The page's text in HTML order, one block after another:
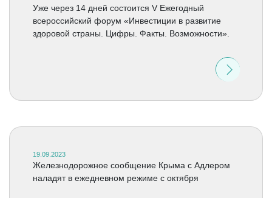
Уже через 14 дней состоится V Ежегодный
всероссийский форум «Инвестиции в развитие
здоровой страны. Цифры. Факты. Возможности».
19.09.2023
Железнодорожное сообщение Крыма с Адлером
наладят в ежедневном режиме с октября